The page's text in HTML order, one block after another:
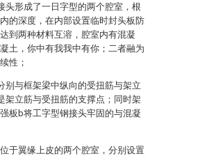
形成了一日字型的两个腔室，根
的深度，在内部设置临时封头板防
到两种材料互溶，腔室内有混凝
土，你中有我我中有你；二者融为
性；
与框架梁中纵向的受扭筋与架立
架立筋与受扭筋的支撑点；同时架
板b将工字型钢接头牢固的与混凝
于翼缘上皮的两个腔室，分别设置